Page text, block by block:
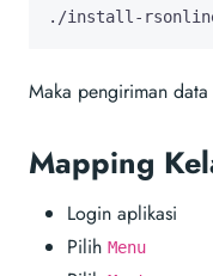
./install-
Maka pengiriman
Mapping
Login aplikasi
Pilih Menu